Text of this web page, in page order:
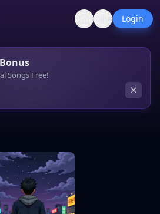
Login
Songs Free!